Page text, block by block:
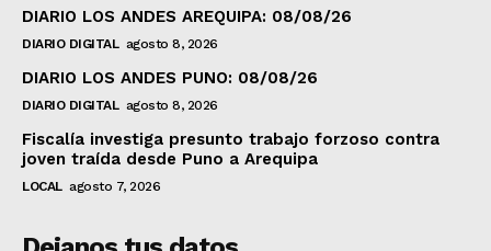
DIARIO LOS ANDES AREQUIPA: 08/08/26
DIARIO DIGITAL agosto 8, 2026
DIARIO LOS ANDES PUNO: 08/08/26
DIARIO DIGITAL agosto 8, 2026
Fiscalía investiga presunto trabajo forzoso contra
joven traída desde Puno a Arequipa
LOCAL agosto 7, 2026